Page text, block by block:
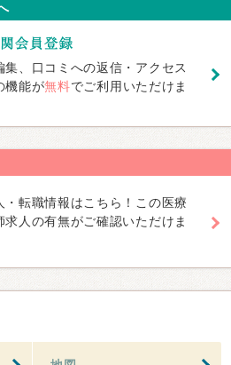
集、口コミへの返信・アクセス
機能が無料でご利用いただけま
・転職情報はこちら！この医療
求人の有無がご確認いただけま